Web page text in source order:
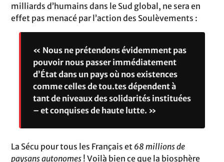
milliards d’humains dans le Sud global, ne sera en
effet pas menacé par l’action des Soulèvements :
« Nous ne prétendons évidemment pas
pouvoir nous passer immédiatement
d’État dans un pays où nos existences
comme celles de tou.tes dépendent à
tant de niveaux des solidarités instituées
– et conquises de haute lutte. »
La Sécu pour tous les Français et 68 millions de
paysans autonomes ! Voilà bien ce que la biosphère